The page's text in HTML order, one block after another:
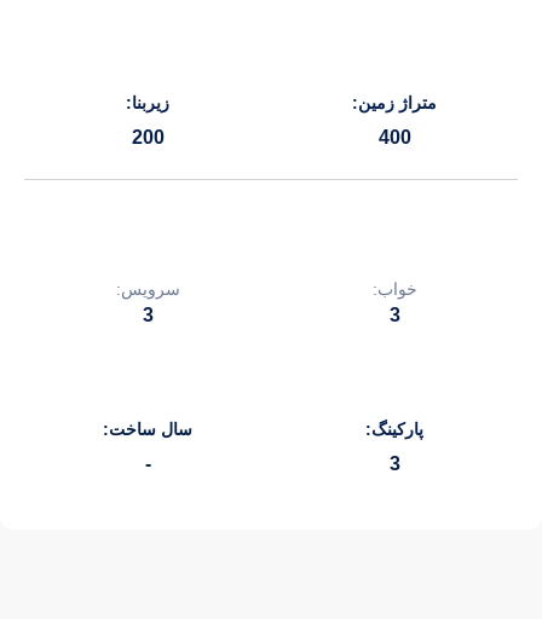
متراژ زمین:
400
زیربنا:
200
خواب:
3
سرویس:
3
پارکینگ:
3
سال ساخت:
-